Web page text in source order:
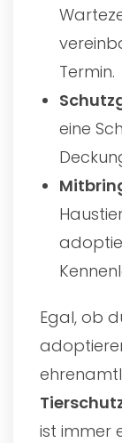
Termin.
eine
Egal, ob
ist immer